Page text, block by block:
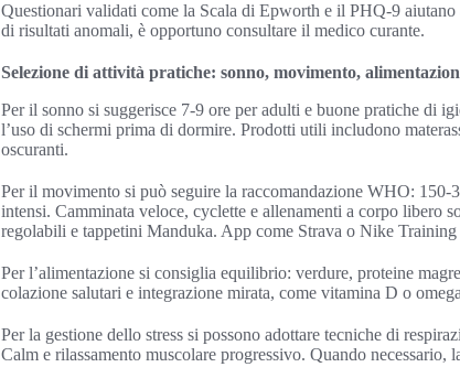
Questionari validati come la Scala di Epworth e il PHQ-9
di risultati anomali, è opportuno consultare il medico curante.
Selezione di attività pratiche: sonno, movimento,
Per il sonno si suggerisce 7-9 ore per adulti e buone pratiche di
l’uso di schermi prima di dormire. Prodotti utili includono
oscuranti.
Per il movimento si può seguire la raccomandazione WHO:
intensi. Camminata veloce, cyclette e allenamenti a corpo libero
regolabili e tappetini Manduka. App come Strava o Nike
Per l’alimentazione si consiglia equilibrio: verdure, proteine
colazione salutari e integrazione mirata, come vitamina D o
Per la gestione dello stress si possono adottare tecniche di
Calm e rilassamento muscolare progressivo. Quando necessario,